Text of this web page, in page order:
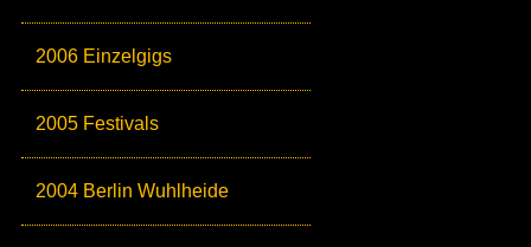
2006 Einzelgigs
2005 Festivals
2004 Berlin Wuhlheide